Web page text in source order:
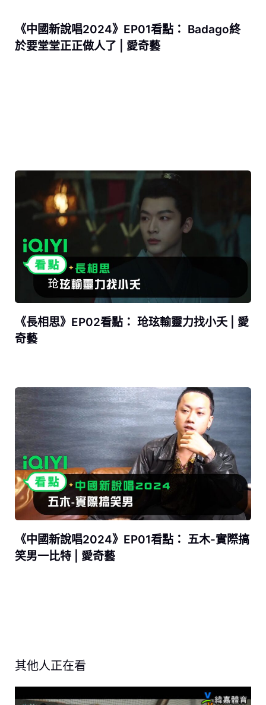
《中國新說唱2024》EP01看點： Badago終
於要堂堂正正做人了 | 愛奇藝
《長相思》EP02看點： 玱玹輸靈力找小夭 | 愛
奇藝
《中國新說唱2024》EP01看點： 五木-實際搞
笑男一比特 | 愛奇藝
其他人正在看